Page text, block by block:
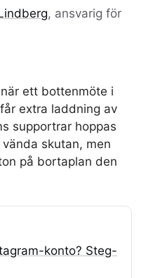
, ansvarig för
ett bottenmöte i
extra laddning av
supportrar hoppas
skutan, men
på bortaplan den
konto? Steg-